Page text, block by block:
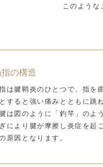
このよう
の構造
は腱鞘炎のひとつで、指を
すると強い痛みとともに跳
は図のように「釣竿」のよ
により腱が摩擦し炎症を起
原因となります。